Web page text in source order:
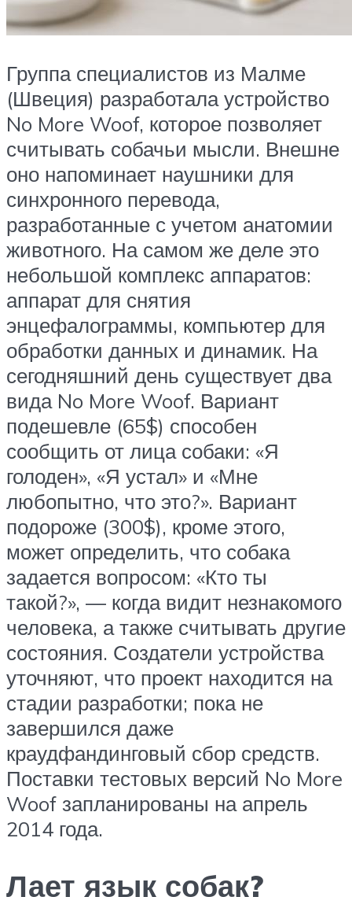
Группа специалистов из Малме
(Швеция) разработала устройство
No More Woof, которое позволяет
считывать собачьи мысли. Внешне
оно напоминает наушники для
синхронного перевода,
разработанные с учетом анатомии
животного. На самом же деле это
небольшой комплекс аппаратов:
аппарат для снятия
энцефалограммы, компьютер для
обработки данных и динамик. На
сегодняшний день существует два
вида No More Woof. Вариант
подешевле (65$) способен
сообщить от лица собаки: «Я
голоден», «Я устал» и «Мне
любопытно, что это?». Вариант
подороже (300$), кроме этого,
может определить, что собака
задается вопросом: «Кто ты
такой?», — когда видит незнакомого
человека, а также считывать другие
состояния. Создатели устройства
уточняют, что проект находится на
стадии разработки; пока не
завершился даже
краудфандинговый сбор средств.
Поставки тестовых версий No More
Woof запланированы на апрель
2014 года.
Лает язык собак?